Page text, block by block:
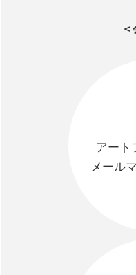
アート
メール